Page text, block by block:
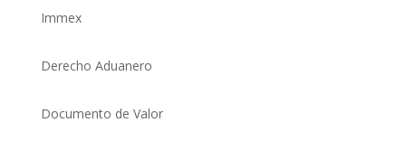
Immex
Derecho Aduanero
Documento de Valor